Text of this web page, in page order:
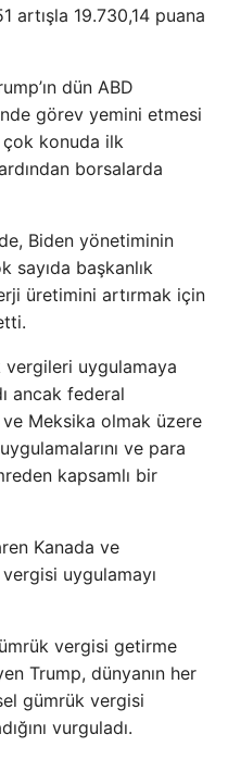
artışla 19.730,14 puana
dün ABD
görev yemini etmesi
konuda ilk
borsalarda
Biden yönetiminin
sayıda başkanlık
üretimini artırmak için
uygulamaya
ancak federal
Meksika olmak üzere
ve para
kapsamlı bir
Kanada ve
uygulamayı
vergisi getirme
Trump, dünyanın her
gümrük vergisi
vurguladı.